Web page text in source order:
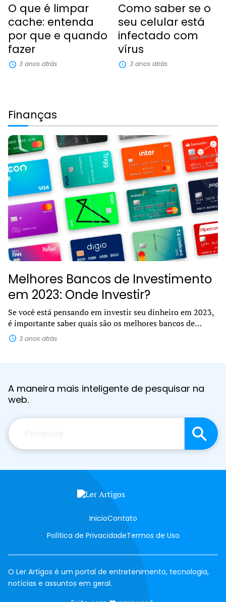
O que é limpar
cache: entenda
por que e quando
fazer
3 anos atrás
Como saber se o
seu celular está
infectado com
vírus
3 anos atrás
Finanças
Melhores Bancos de Investimento
em 2023: Onde Investir?
Se você está pensando em investir seu dinheiro em 2023,
é importante saber quais são os melhores bancos de
investimento. Com tantas opções disponíveis no
mercado, pode ser difícil decidir...
3 anos atrás
A maneira mais inteligente de pesquisar na
web.
Pesquisar
InicioContato
Política de PrivacidadeTermos de Uso
O Ler Artigos é um portal de entretenimento, tecnologia,
notícias e assuntos em geral.